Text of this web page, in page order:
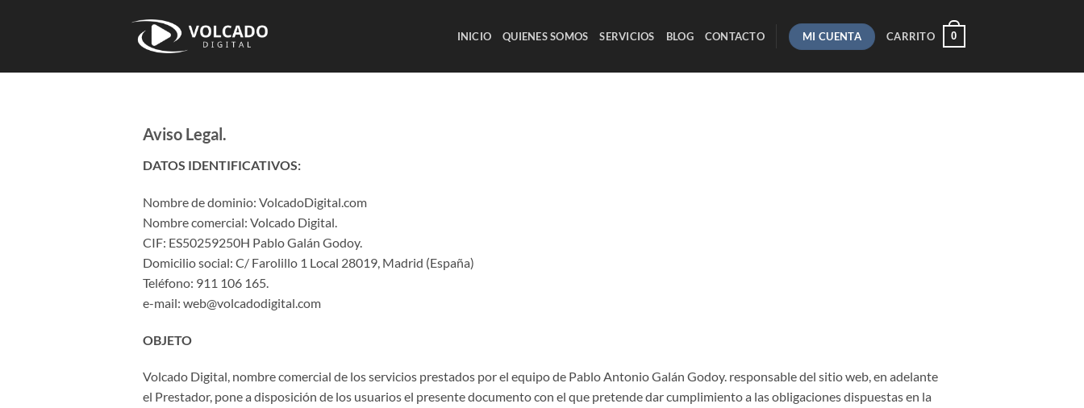
INICIO QUIENES SOMOS SERVICIOS BLOG CONTACTO MI CUENTA CARRITO 0
Aviso Legal.
DATOS IDENTIFICATIVOS:
Nombre de dominio: VolcadoDigital.com
Nombre comercial: Volcado Digital.
CIF: ES50259250H Pablo Galán Godoy.
Domicilio social: C/ Farolillo 1 Local 28019, Madrid (España)
Teléfono: ‭911 106 165‬.
e-mail: web@volcadodigital.com
OBJETO
Volcado Digital, nombre comercial de los servicios prestados por el equipo de Pablo Antonio Galán Godoy. responsable del sitio web, en adelante
el Prestador, pone a disposición de los usuarios el presente documento con el que pretende dar cumplimiento a las obligaciones dispuestas en la